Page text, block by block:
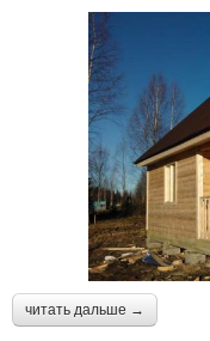
читать дальше →